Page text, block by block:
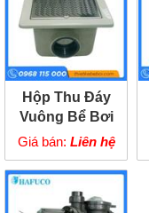
Hộp Thu Đáy
Vuông Bể Bơi
Kripsol SIP90
Giá bán: Liên hệ